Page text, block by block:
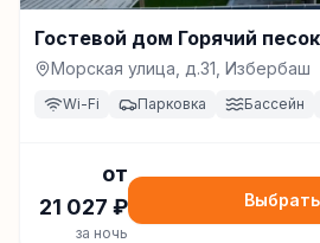
Гостевой дом Горячий песок
Морская улица, д.31, Избербаш
Wi-Fi Парковка Бассейн
от
21 027 ₽
за ночь